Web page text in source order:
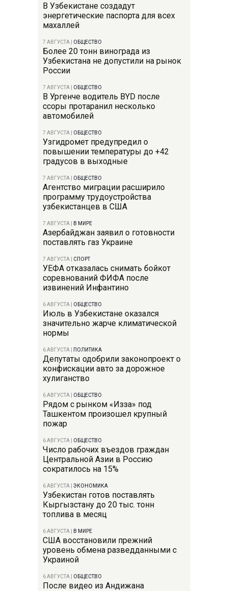
В Узбекистане создадут
энергетические паспорта для всех
махаллей
7 АВГУСТА ОБЩЕСТВО
Более 20 тонн винограда из
Узбекистана не допустили на рынок
России
7 АВГУСТА ОБЩЕСТВО
В Ургенче водитель BYD после
ссоры протаранил несколько
автомобилей
7 АВГУСТА ОБЩЕСТВО
Узгидромет предупредил о
повышении температуры до +42
градусов в выходные
7 АВГУСТА ОБЩЕСТВО
Агентство миграции расширило
программу трудоустройства
узбекистанцев в США
7 АВГУСТА В МИРЕ
Азербайджан заявил о готовности
поставлять газ Украине
7 АВГУСТА СПОРТ
УЕФА отказалась снимать бойкот
соревнований ФИФА после
извинений Инфантино
6 АВГУСТА ОБЩЕСТВО
Июль в Узбекистане оказался
значительно жарче климатической
нормы
6 АВГУСТА ПОЛИТИКА
Депутаты одобрили законопроект о
конфискации авто за дорожное
хулиганство
6 АВГУСТА ОБЩЕСТВО
Рядом с рынком «Изза» под
Ташкентом произошел крупный
пожар
6 АВГУСТА ОБЩЕСТВО
Число рабочих въездов граждан
Центральной Азии в Россию
сократилось на 15%
6 АВГУСТА ЭКОНОМИКА
Узбекистан готов поставлять
Кыргызстану до 20 тыс. тонн
топлива в месяц
6 АВГУСТА В МИРЕ
США восстановили прежний
уровень обмена разведданными с
Украиной
6 АВГУСТА ОБЩЕСТВО
После видео из Андижана